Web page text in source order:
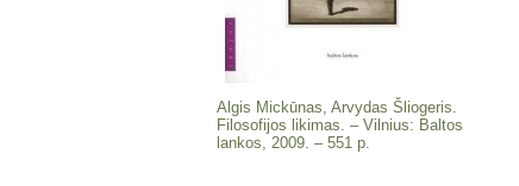
Algis Mickūnas, Arvydas Šliogeris.
Filosofijos likimas. – Vilnius: Baltos
lankos, 2009. – 551 p.